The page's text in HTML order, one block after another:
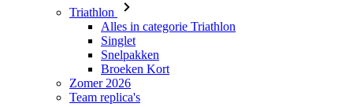
Triathlon
Alles in categorie Triathlon
Singlet
Snelpakken
Broeken Kort
Zomer 2026
Team replica's